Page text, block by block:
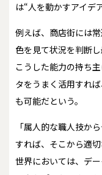
は“人を動かすアイデ
例えば、商店街には
色を見て状況を判断
こうした能力の持ち
タをうまく活用すれ
も可能だという。
「属人的な職人技か
すれば、そこから適
世界においては、デ